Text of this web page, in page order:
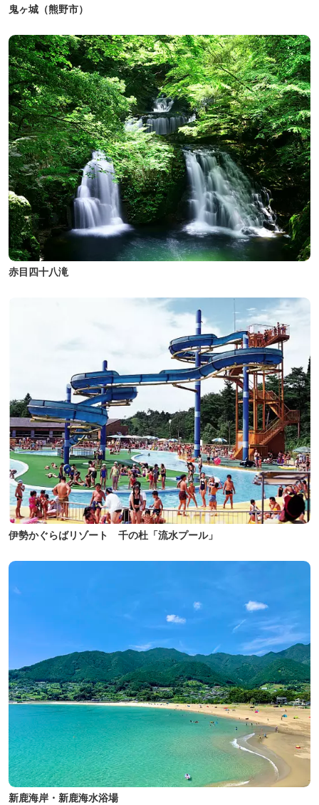
鬼ヶ城（熊野市）
赤目四十八滝
伊勢かぐらばリゾート 千の杜「流水プール」
新鹿海岸・新鹿海水浴場